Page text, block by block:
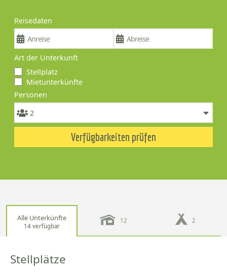
Reisedaten
Art der Unterkunft
Stellplatz
Mietunterkünfte
Personen
Verfügbarkeiten prüfen
Alle Unterkünfte
14 verfügbar
12 2
Stellplätze